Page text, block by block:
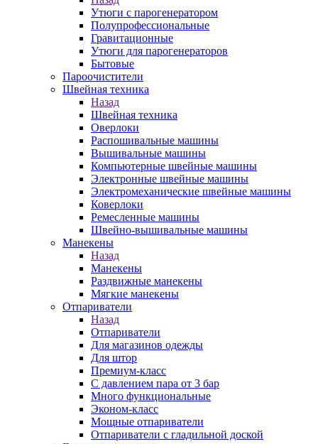
Утюги с парогенератором
Полупрофессиональные
Гравитационные
Утюги для парогенераторов
Бытовые
Пароочистители
Швейная техника
Назад
Швейная техника
Оверлоки
Распошивальные машины
Вышивальные машины
Компьютерные швейные машины
Электронные швейные машины
Электромеханические швейные машины
Коверлоки
Ремесленные машины
Швейно-вышивальные машины
Манекены
Назад
Манекены
Раздвижные манекены
Мягкие манекены
Отпариватели
Назад
Отпариватели
Для магазинов одежды
Для штор
Премиум-класс
С давлением пара от 3 бар
Много функциональные
Эконом-класс
Мощные отпариватели
Отпариватели с гладильной доской